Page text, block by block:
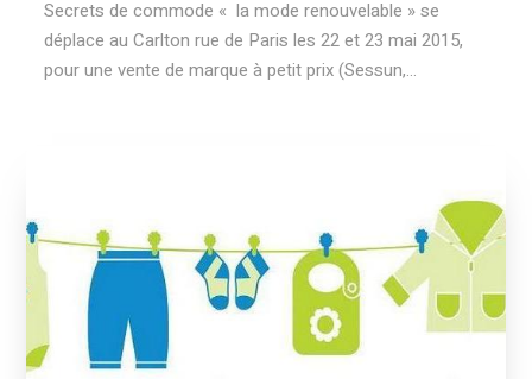
Secrets de commode « la mode renouvelable » se
déplace au Carlton rue de Paris les 22 et 23 mai 2015,
pour une vente de marque à petit prix (Sessun,...